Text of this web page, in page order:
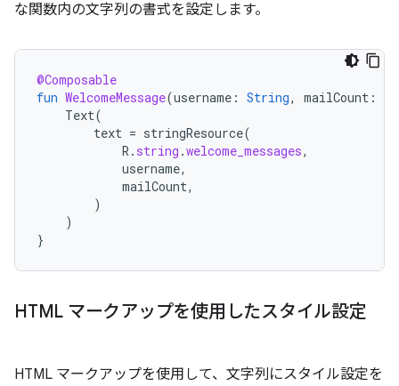
な関数内の文字列の書式を設定します。
@Composable
fun WelcomeMessage(username : String, mailCount :
Text(
text = stringResource(
R . string .welcome_messages,
username,
mailCount,
)
)
}
HTML マークアップを使用したスタイル設定
HTML マークアップを使用して、文字列にスタイル設定を